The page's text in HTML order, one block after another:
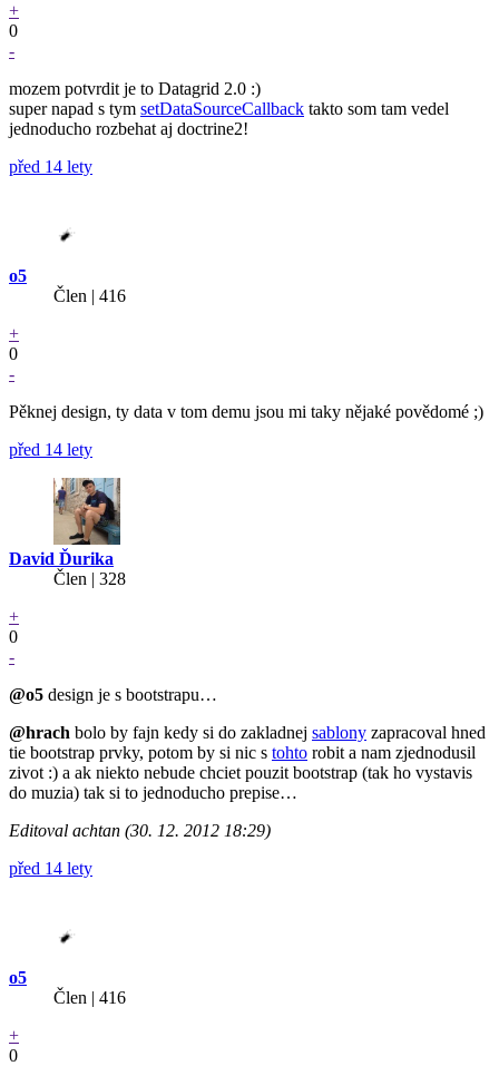
+
0
-
mozem potvrdit je to Datagrid 2.0 :)
super napad s tym setDataSourceCallback takto som tam vedel
jednoducho rozbehat aj doctrine2!
před 14 lety
o5
Člen | 416
+
0
-
Pěknej design, ty data v tom demu jsou mi taky nějaké povědomé ;)
před 14 lety
David Ďurika
Člen | 328
+
0
-
@o5 design je s bootstrapu…
@hrach bolo by fajn kedy si do zakladnej sablony zapracoval hned
tie bootstrap prvky, potom by si nic s tohto robit a nam zjednodusil
zivot :) a ak niekto nebude chciet pouzit bootstrap (tak ho vystavis
do muzia) tak si to jednoducho prepise…
Editoval achtan (30. 12. 2012 18:29)
před 14 lety
o5
Člen | 416
+
0